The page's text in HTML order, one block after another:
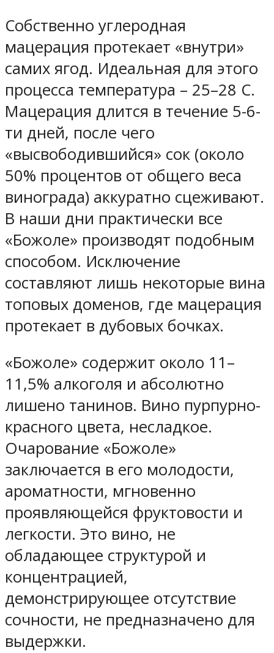
Собственно углеродная
мацерация протекает «внутри»
самих ягод. Идеальная для этого
процесса температура – 25–28 С.
Мацерация длится в течение 5-6-
ти дней, после чего
«высвободившийся» сок (около
50% процентов от общего веса
винограда) аккуратно сцеживают.
В наши дни практически все
«Божоле» производят подобным
способом. Исключение
составляют лишь некоторые вина
топовых доменов, где мацерация
протекает в дубовых бочках.
«Божоле» содержит около 11–
11,5% алкоголя и абсолютно
лишено танинов. Вино пурпурно-
красного цвета, несладкое.
Очарование «Божоле»
заключается в его молодости,
ароматности, мгновенно
проявляющейся фруктовости и
легкости. Это вино, не
обладающее структурой и
концентрацией,
демонстрирующее отсутствие
сочности, не предназначено для
выдержки.